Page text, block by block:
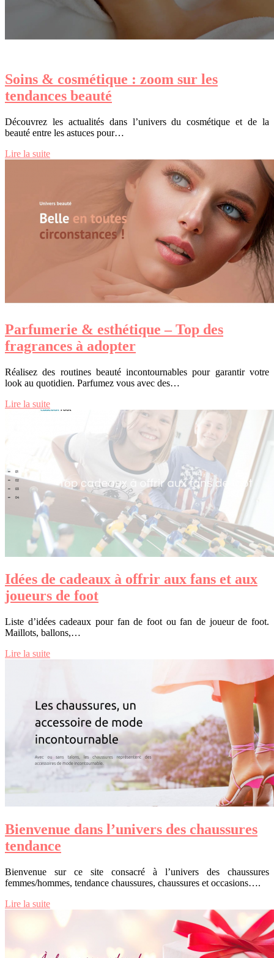
Soins & cosmétique : zoom sur les
tendances beauté
Découvrez les actualités dans l’univers du cosmétique et de la
beauté entre les astuces pour…
Lire la suite
Parfumerie & esthétique – Top des
fragrances à adopter
Réalisez des routines beauté incontournables pour garantir votre
look au quotidien. Parfumez vous avec des…
Lire la suite
Idées de cadeaux à offrir aux fans et aux
joueurs de foot
Liste d’idées cadeaux pour fan de foot ou fan de joueur de foot.
Maillots, ballons,…
Lire la suite
Bienvenue dans l’univers des chaussures
tendance
Bienvenue sur ce site consacré à l’univers des chaussures
femmes/hommes, tendance chaussures, chaussures et occasions….
Lire la suite